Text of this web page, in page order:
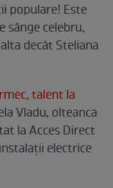
populare! Este
sânge celebru,
decât Steliana
talent la
Vladu, olteanca
la Acces Direct
electrice